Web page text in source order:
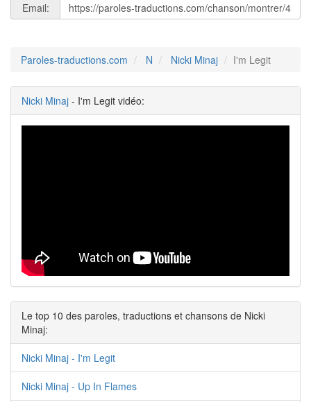
Email:
Paroles-traductions.com N Nicki Minaj I'm Legit
Nicki Minaj - I'm Legit vidéo:
Le top 10 des paroles, traductions et chansons de Nicki
Minaj:
Nicki Minaj - I'm Legit
Nicki Minaj - Up In Flames